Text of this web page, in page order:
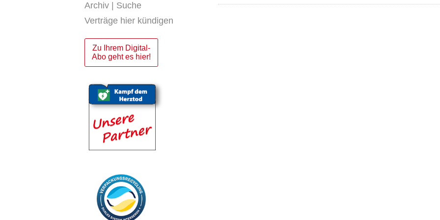
Archiv | Suche
Verträge hier kündigen
Zu Ihrem Digital-
Abo geht es hier!